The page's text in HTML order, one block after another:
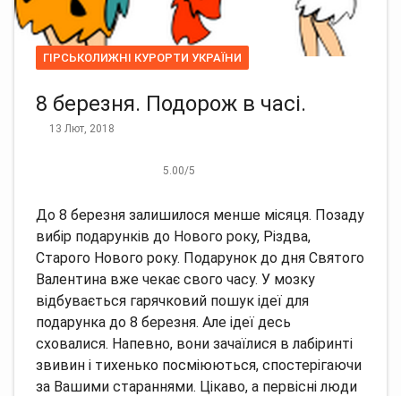
ГІРСЬКОЛИЖНІ КУРОРТИ УКРАЇНИ
8 березня. Подорож в часі.
13 Лют, 2018
5.00/5
До 8 березня залишилося менше місяця. Позаду
вибір подарунків до Нового року, Різдва,
Старого Нового року. Подарунок до дня Святого
Валентина вже чекає свого часу. У мозку
відбувається гарячковий пошук ідеї для
подарунка до 8 березня. Але ідеї десь
сховалися. Напевно, вони зачаїлися в лабіринті
звивин і тихенько посміюються, спостерігаючи
за Вашими стараннями. Цікаво, а первісні люди